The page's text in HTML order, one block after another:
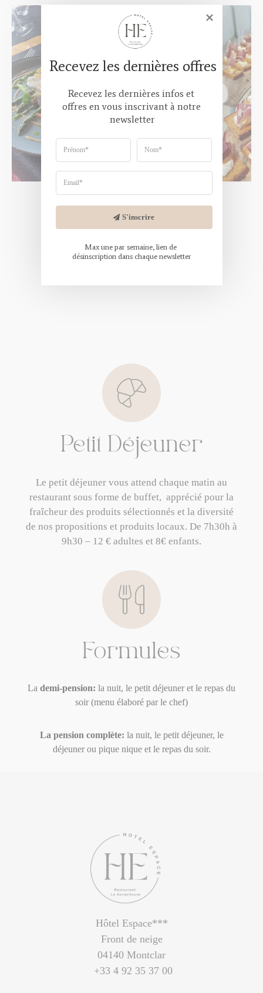
Petit Déjeuner
Le petit déjeuner vous attend chaque matin au
restaurant sous forme de buffet, apprécié pour la
fraîcheur des produits sélectionnés et la diversité
de nos propositions et produits locaux. De 7h30h à
9h30 – 12 € adultes et 8€ enfants.
Formules
La demi-pension: la nuit, le petit déjeuner et le repas du
soir (menu élaboré par le chef)
La pension complète: la nuit, le petit déjeuner, le
déjeuner ou pique nique et le repas du soir.
Hôtel Espace***
Front de neige
04140 Montclar
+33 4 92 35 37 00
Recevez les dernières offres
Recevez les dernières infos et
offres en vous inscrivant à notre
newsletter
S'inscrire
Max une par semaine, lien de
désinscription dans chaque newsletter